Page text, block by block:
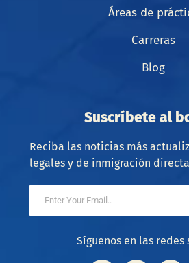
Áreas de
Carreras
Blog
Suscríbete al
Reciba las noticias más
legales y de inmigración
Síguenos en las redes